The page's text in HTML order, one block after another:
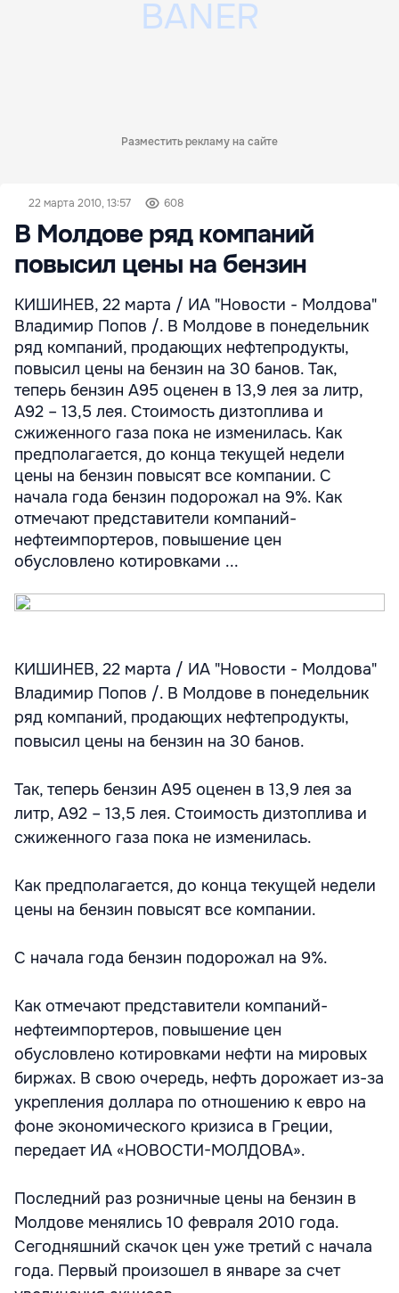
Разместить рекламу на сайте
22 марта 2010, 13:57 608
В Молдове ряд компаний
повысил цены на бензин
КИШИНЕВ, 22 марта / ИА "Новости - Молдова"
Владимир Попов /. В Молдове в понедельник
ряд компаний, продающих нефтепродукты,
повысил цены на бензин на 30 банов. Так,
теперь бензин А95 оценен в 13,9 лея за литр,
А92 – 13,5 лея. Стоимость дизтоплива и
сжиженного газа пока не изменилась. Как
предполагается, до конца текущей недели
цены на бензин повысят все компании. С
начала года бензин подорожал на 9%. Как
отмечают представители компаний-
нефтеимпортеров, повышение цен
обусловлено котировками ...
КИШИНЕВ, 22 марта / ИА "Новости - Молдова"
Владимир Попов /. В Молдове в понедельник
ряд компаний, продающих нефтепродукты,
повысил цены на бензин на 30 банов.
Так, теперь бензин А95 оценен в 13,9 лея за
литр, А92 – 13,5 лея. Стоимость дизтоплива и
сжиженного газа пока не изменилась.
Как предполагается, до конца текущей недели
цены на бензин повысят все компании.
С начала года бензин подорожал на 9%.
Как отмечают представители компаний-
нефтеимпортеров, повышение цен
обусловлено котировками нефти на мировых
биржах. В свою очередь, нефть дорожает из-за
укрепления доллара по отношению к евро на
фоне экономического кризиса в Греции,
передает ИА «НОВОСТИ-МОЛДОВА».
Последний раз розничные цены на бензин в
Молдове менялись 10 февраля 2010 года.
Сегодняшний скачок цен уже третий с начала
года. Первый произошел в январе за счет